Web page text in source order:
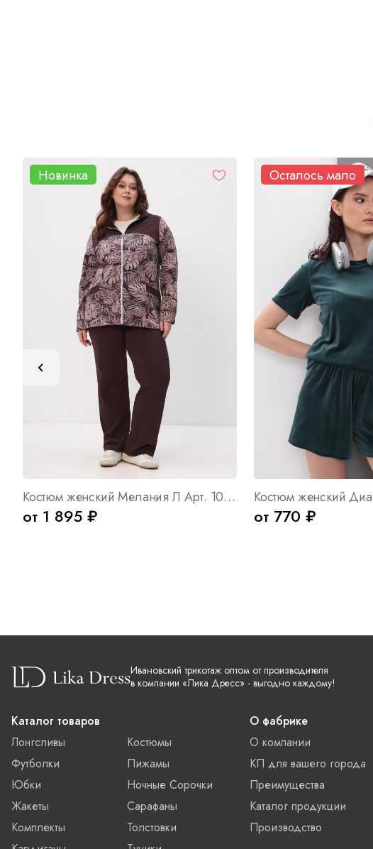
Новинка
Костюм женский Мелания Л Арт. 10437
от 1 895 ₽
Осталось мало
от 770 ₽
Ивановский трикотаж оптом от производителя
в компании «Лика Дресс» - выгодно каждому!
Каталог товаров
Лонгсливы
Футболки
Юбки
Жакеты
Комплекты
Костюмы
Пижамы
Ночные Сорочки
Сарафаны
Толстовки
О фабрике
О компании
КП для вашего города
Преимущества
Каталог продукции
Производство